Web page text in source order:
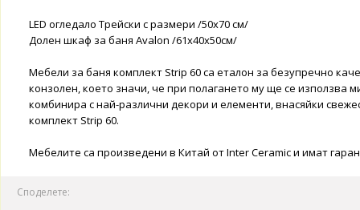
LED огледало Трейски с размери /50x70 см/
Долен шкаф за баня Avalon /61x40x50см/
Мебели за баня комплект Strip 60 са еталон за безупречно
конзолен, което значи, че при полагането му ще се използва
комбинира с най-различни декори и елементи, внасяйки
комплект Strip 60.
Мебелите са произведени в Китай от Inter Ceramic и имат
Споделете: